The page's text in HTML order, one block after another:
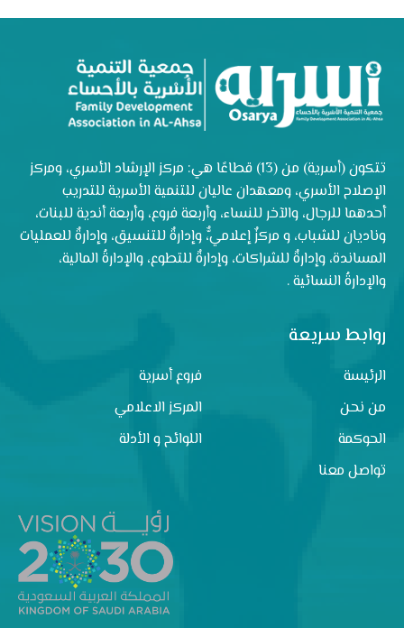
تتكون (أسرية) من (13) قطاعًا هي: مركز الإرشاد الأسري، ومركز
الإصلاح الأسري، ومعهدان عاليان للتنمية الأسرية للتدريب
أحدهما للرجال، والآخر للنساء، وأربعة فروع، وأربعة أندية للبنات،
وناديان للشباب، و مركزٌ إعلاميٌّ، وإدارةٌ للتنسيق، وإدارةٌ للعمليات
المساندة، وإدارةٌ للشراكات، وإدارةٌ للتطوع، والإدارةُ المالية،
والإدارةُ النسائية .
روابط سريعة
الرئيسة
فروع أسرية
من نحن
المركز الاعلامي
الحوكمة
اللوائح و الأدلة
تواصل معنا